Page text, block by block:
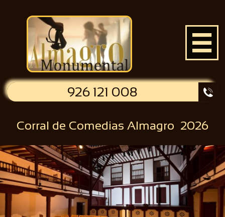

926 121 008 
Corral de Comedias Almagro 2026